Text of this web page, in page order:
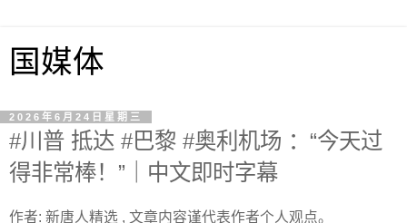
国媒体
2026年6月24日星期三
#川普 抵达 #巴黎 #奥利机场 ：“今天过
得非常棒！”｜中文即时字幕
作者: 新唐人精选 , 文章内容谨代表作者个人观点。